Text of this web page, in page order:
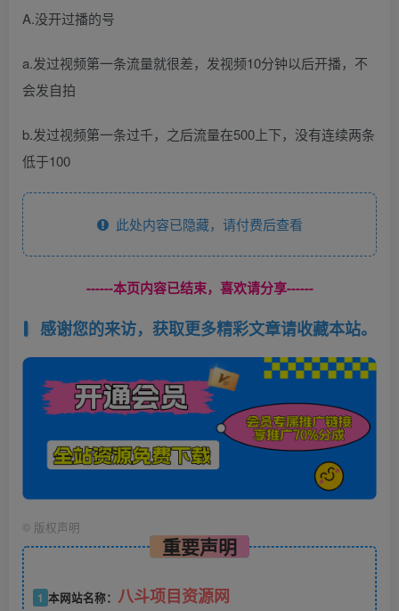
A.没开过播的号
a.发过视频第一条流量就很差，发视频10分钟以后开播，不
会发自拍
b.发过视频第一条过千，之后流量在500上下，没有连续两条
低于100
此处内容已隐藏，请付费后查看
------本页内容已结束，喜欢请分享------
感谢您的来访，获取更多精彩文章请收藏本站。
© 版权声明
重要声明
1 本网站名称： 八斗项目资源网